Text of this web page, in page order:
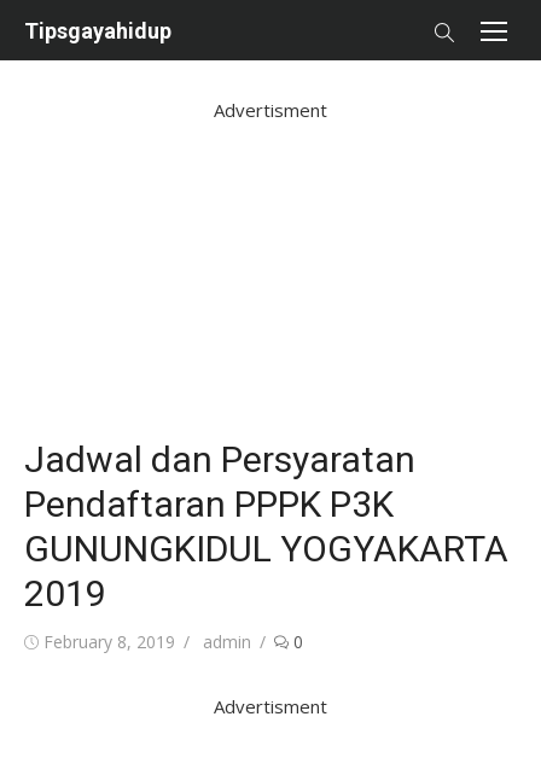
Tipsgayahidup
Advertisment
Jadwal dan Persyaratan
Pendaftaran PPPK P3K
GUNUNGKIDUL YOGYAKARTA
2019
Posted
February 8, 2019 Author
admin 0
Advertisment